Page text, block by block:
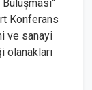
Konferans
ve sanayi